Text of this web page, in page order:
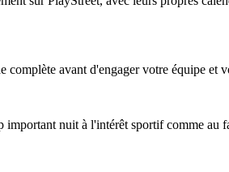
complète avant d'engager votre équipe et
nuit à l'intérêt sportif comme au